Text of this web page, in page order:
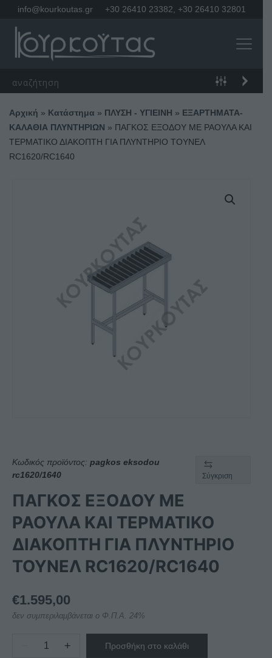
info@kourkoutas.gr +30 26410 23382 +30 26410 32801
Αρχική » Κατάστημα » ΠΛΥΣΗ - ΥΓΙΕΙΝΗ » ΕΞΑΡΤΗΜΑΤΑ-
ΚΑΛΑΘΙΑ ΠΛΥΝΤΗΡΙΩΝ » ΠΑΓΚΟΣ ΕΞΟΔΟΥ ΜΕ ΡΑΟΥΛΑ ΚΑΙ
ΤΕΡΜΑΤΙΚΟ ΔΙΑΚΟΠΤΗ ΓΙΑ ΠΛΥΝΤΗΡΙΟ ΤΟΥΝΕΛ
RC1620/RC1640
Κωδικός προϊόντος: pagkos eksodou
rc1620/1640
Σύγκριση
ΠΑΓΚΟΣ ΕΞΟΔΟΥ ΜΕ
ΡΑΟΥΛΑ ΚΑΙ ΤΕΡΜΑΤΙΚΟ
ΔΙΑΚΟΠΤΗ ΓΙΑ ΠΛΥΝΤΗΡΙΟ
ΤΟΥΝΕΛ RC1620/RC1640
€1.595,00
δεν συμπεριλαμβάνεται ο Φ.Π.Α. 24%
ΠΑΓΚΟΣ
+ Προσθήκη στο καλάθι